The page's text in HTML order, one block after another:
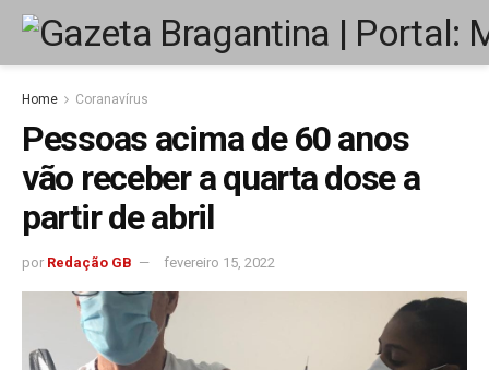
Home Coranavírus
Pessoas acima de 60 anos
vão receber a quarta dose a
partir de abril
por Redação GB fevereiro 15, 2022